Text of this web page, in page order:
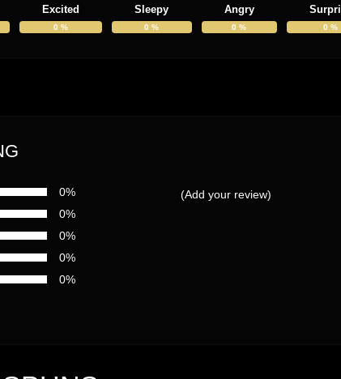
Excited
0 %
Sleepy
0 %
Angry
0 % 0 %
0%
0%
0%
0%
0%
(Add your review)